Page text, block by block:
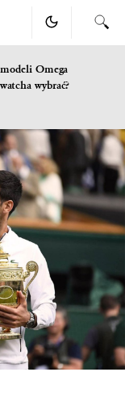
Omega
wybrać?